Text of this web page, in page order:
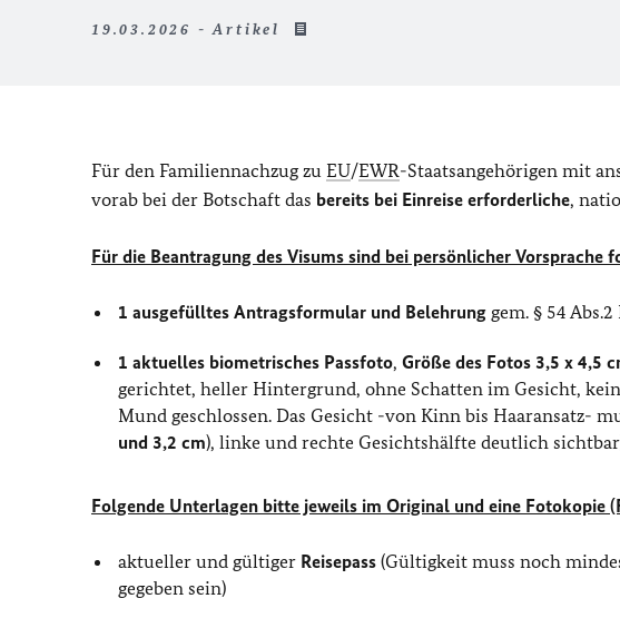
19.03.2026 - Artikel
Für den Familiennachzug zu EU/EWR-Staatsangehörigen mit
vorab bei der Botschaft das bereits bei Einreise erforderliche,
Für die Beantragung des Visums sind bei persönlicher Vorsprache
1 ausgefülltes Antragsformular und Belehrung gem. § 54
1 aktuelles biometrisches Passfoto,Größe des Fotos 3,5 x 4,5
gerichtet, heller Hintergrund, ohne Schatten im Gesicht,
Mund geschlossen. Das Gesicht -von Kinn bis Haaransatz-
und 3,2 cm), linke und rechte Gesichtshälfte deutlich
Folgende Unterlagen bitte jeweils im Original und eine Fotokopie
aktueller und gültiger Reisepass(Gültigkeit muss noch
gegeben sein)